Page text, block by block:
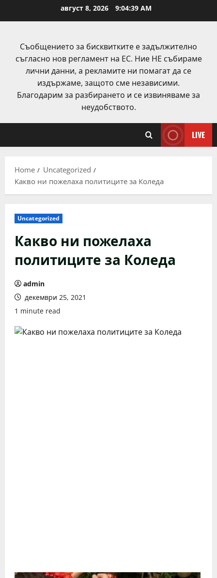
август 8, 2026 9:04:40 AM
Съобщението за бисквитките е задължително
съгласно нов регламент на ЕС. Ние НЕ събираме
лични данни, а рекламите ни помагат да се
издържаме, защото сме независими.
Благодарим за разбирането и се извиняваме за
неудобството.
LIVE
Home
Uncategorized
Какво ни пожелаха политиците за Коледа
Uncategorized
Какво ни пожелаха
политиците за Коледа
admin
декември 25, 2021
1 minute read